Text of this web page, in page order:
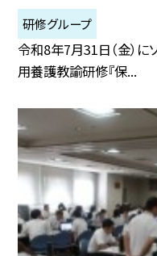
研修グループ
令和8年7月31日（金）に
用養護教諭研修『保...